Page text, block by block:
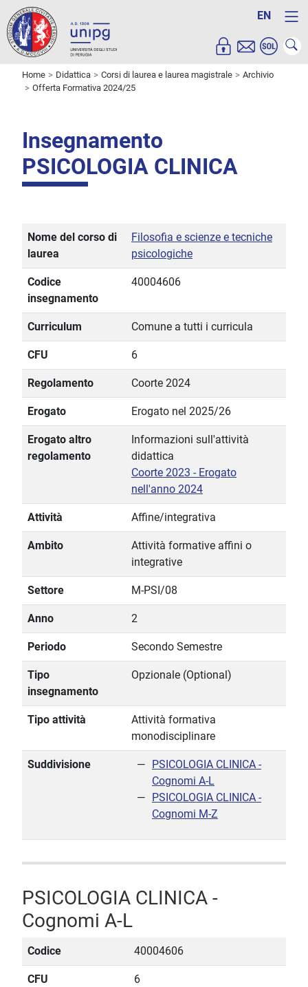
EN
Home Didattica Corsi di laurea e laurea magistrale
Archivio
Offerta Formativa 2024/25
Insegnamento
PSICOLOGIA CLINICA
Nome del corso di
laurea
Filosofia e scienze e tecniche
psicologiche
Codice
insegnamento
40004606
Curriculum Comune a tutti i curricula
CFU 6
Regolamento Coorte 2024
Erogato Erogato nel 2025/26
Erogato altro
regolamento
Informazioni sull'attività
didattica
Coorte 2023 - Erogato
nell'anno 2024
Attività Affine/integrativa
Ambito
Attività formative affini o
integrative
Settore M-PSI/08
Anno 2
Periodo Secondo Semestre
Tipo
insegnamento
Opzionale (Optional)
Tipo attività
Attività formativa
monodisciplinare
Suddivisione
PSICOLOGIA CLINICA -
Cognomi A-L
PSICOLOGIA CLINICA -
Cognomi M-Z
PSICOLOGIA CLINICA -
Cognomi A-L
Codice 40004606
CFU 6